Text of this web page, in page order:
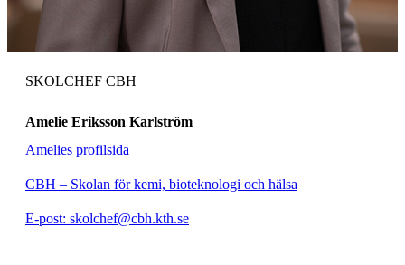
SKOLCHEF CBH
Amelie Eriksson Karlström
Amelies profilsida
CBH – Skolan för kemi, bioteknologi och hälsa
E-post: skolchef@cbh.kth.se